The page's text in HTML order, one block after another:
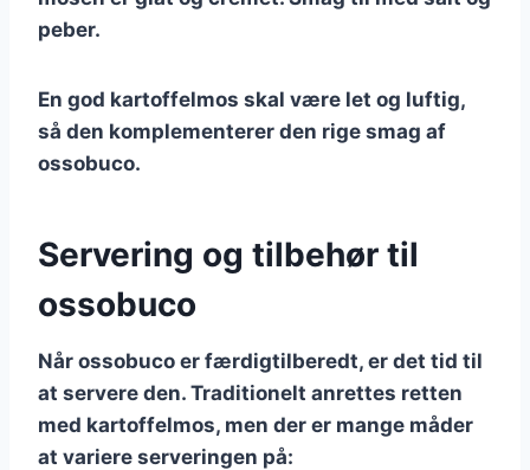
peber.
En god kartoffelmos skal være let og luftig,
så den komplementerer den rige smag af
ossobuco.
Servering og tilbehør til
ossobuco
Når ossobuco er færdigtilberedt, er det tid til
at servere den. Traditionelt anrettes retten
med kartoffelmos, men der er mange måder
at variere serveringen på: